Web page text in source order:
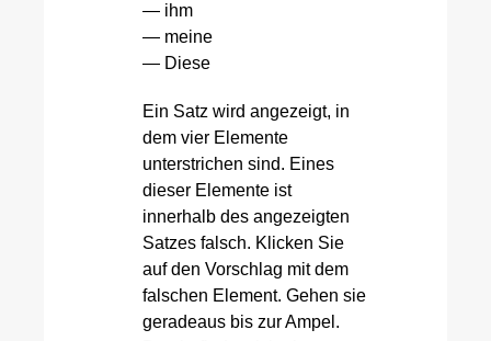
— ihm
— meine
— Diese
Ein Satz wird angezeigt, in
dem vier Elemente
unterstrichen sind. Eines
dieser Elemente ist
innerhalb des angezeigten
Satzes falsch. Klicken Sie
auf den Vorschlag mit dem
falschen Element. Gehen sie
geradeaus bis zur Ampel.